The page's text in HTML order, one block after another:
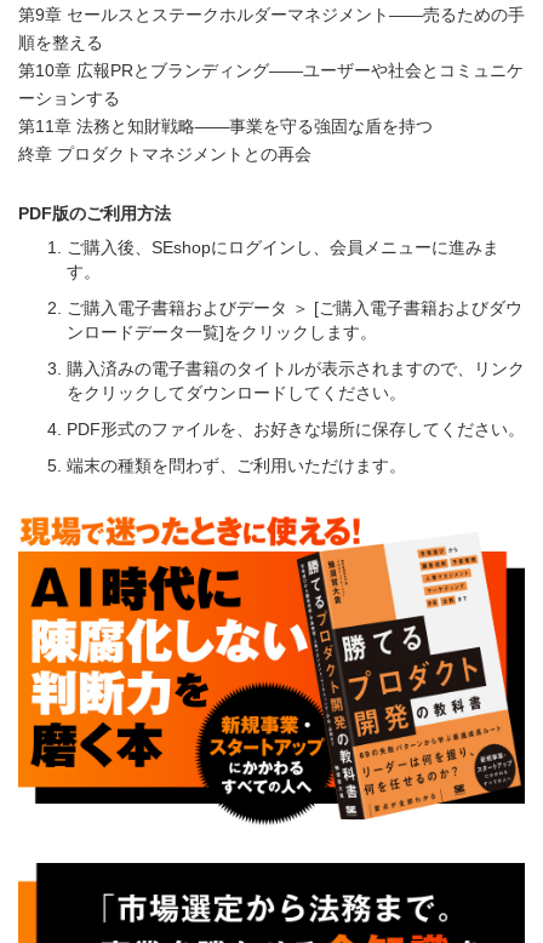
第9章 セールスとステークホルダーマネジメント――売るための手
順を整える
第10章 広報PRとブランディング――ユーザーや社会とコミュニケ
ーションする
第11章 法務と知財戦略――事業を守る強固な盾を持つ
終章 プロダクトマネジメントとの再会
PDF版のご利用方法
ご購入後、SEshopにログインし、会員メニューに進みま
す。
ご購入電子書籍およびデータ ＞ [ご購入電子書籍およびダウ
ンロードデータ一覧]をクリックします。
購入済みの電子書籍のタイトルが表示されますので、リンク
をクリックしてダウンロードしてください。
PDF形式のファイルを、お好きな場所に保存してください。
端末の種類を問わず、ご利用いただけます。